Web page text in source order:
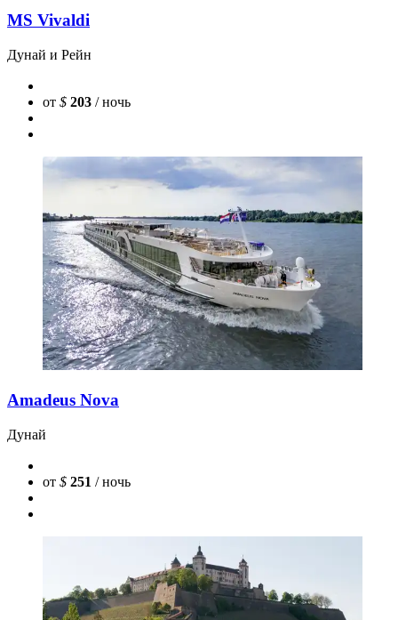
MS Vivaldi
Дунай и Рейн
от $ 203 / ночь
Amadeus Nova
Дунай
от $ 251 / ночь